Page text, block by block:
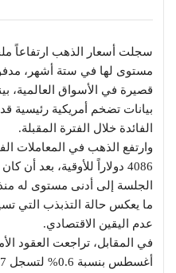
سجلت أسعار الذهب ارتفاعاً
مستوى لها في ستة أشهر،
قصيرة في الأسواق العالمية،
بيانات تضخم أمريكية رئيسية
الفائدة خلال الفترة المقبلة.
4086 دولاراً للأوقية،
ما يعكس حالة التذبذب التي
عدم اليقين الاقتصادي.
في المقابل، تراجعت العقود